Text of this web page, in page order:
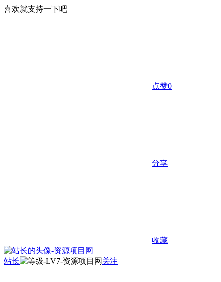
喜欢就支持一下吧
点赞0
分享
收藏
站长 关注